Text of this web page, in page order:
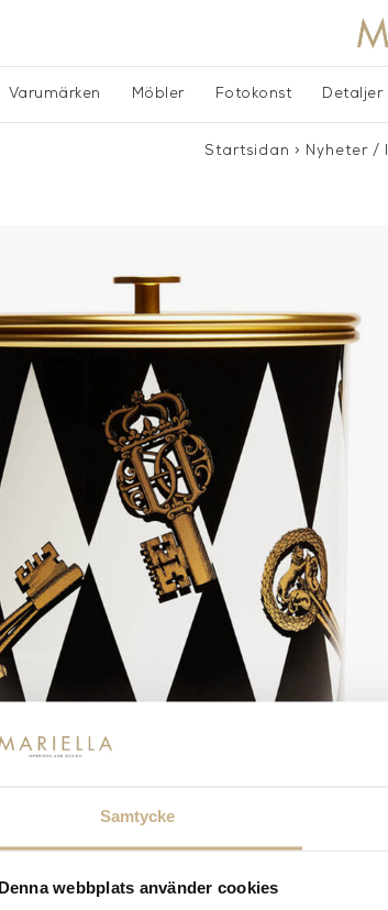
Samtycke
Denna webbplats använder cookies
Varumärken Möbler Fotokonst Detaljer
Startsidan > Nyheter/